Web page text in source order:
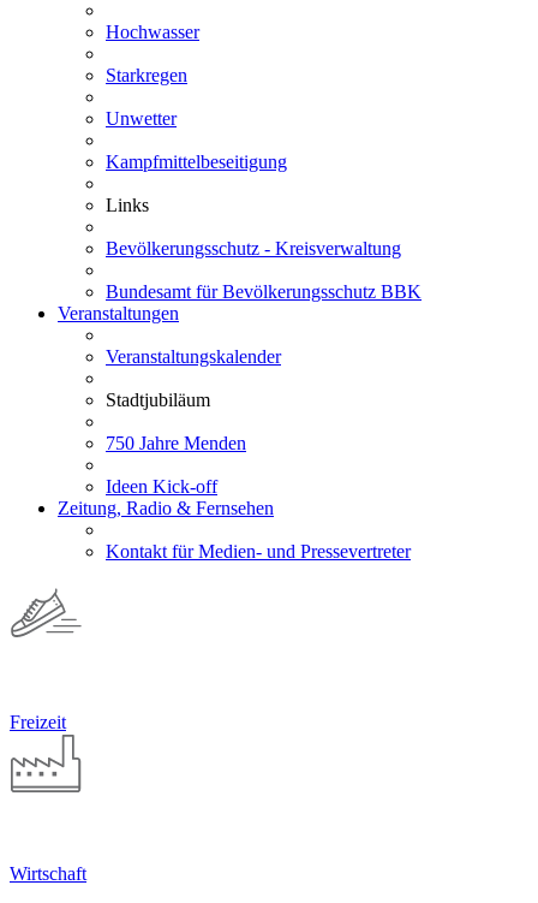
Hochwasser
Starkregen
Unwetter
Kampfmittelbeseitigung
Links
Bevölkerungsschutz - Kreisverwaltung
Bundesamt für Bevölkerungsschutz BBK
Veranstaltungen
Veranstaltungskalender
Stadtjubiläum
750 Jahre Menden
Ideen Kick-off
Zeitung, Radio & Fernsehen
Kontakt für Medien- und Pressevertreter
Freizeit
Wirtschaft